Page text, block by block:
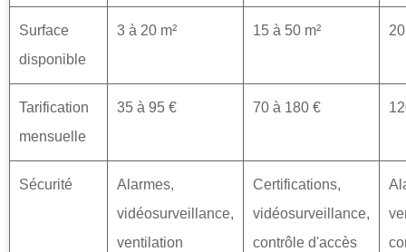
Surface
disponible
3 à 20 m² 15 à 50 m²
Tarification
mensuelle
35 à 95 € 70 à 180 €
Sécurité
Alarmes,
vidéosurveillance,
ventilation
Certifications,
vidéosurveillance,
contrôle d'accès